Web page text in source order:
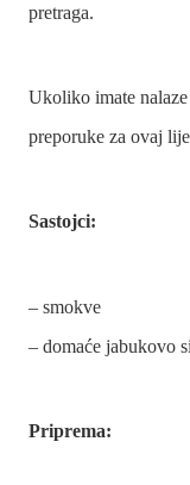
pretraga.
Ukoliko imate
preporuke za ovaj
Sastojci:
– smokve
– domaće jabukovo
Priprema: